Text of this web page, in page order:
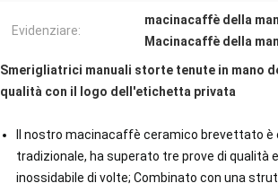
Evidenziare:
macinacaffè della
Macinacaffè della
Smerigliatrici manuali storte tenute in mano
qualità con il logo dell'etichetta privata
Il nostro macinacaffè ceramico brevettato
tradizionale, ha superato tre prove di qualità
inossidabile di volte; Combinato con una